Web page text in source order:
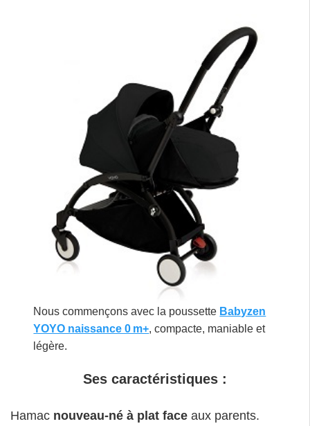
Nous commençons avec la poussette Babyzen
YOYO naissance 0 m+, compacte, maniable et
légère.
Ses caractéristiques :
Hamac nouveau-né à plat face aux parents.